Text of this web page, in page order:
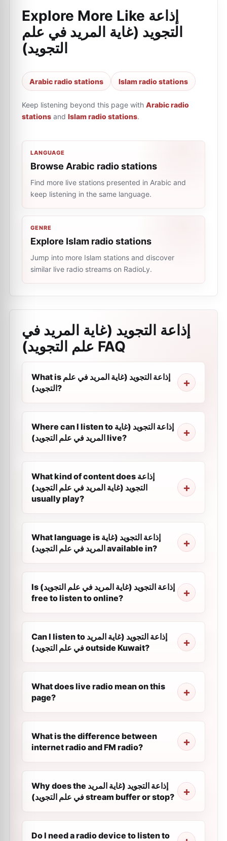
Explore More Like إذاعة
التجويد (غاية المريد في علم
التجويد)
Arabic radio stations Islam radio stations
Keep listening beyond this page with Arabic radio
stations and Islam radio stations.
LANGUAGE
Browse Arabic radio stations
Find more live stations presented in Arabic and
keep listening in the same language.
GENRE
Explore Islam radio stations
Jump into more Islam stations and discover
similar live radio streams on RadioLy.
إذاعة التجويد (غاية المريد في
علم التجويد) FAQ
What is إذاعة التجويد (غاية المريد في علم
التجويد)?
Where can I listen to إذاعة التجويد (غاية
المريد في علم التجويد) live?
What kind of content does إذاعة
التجويد (غاية المريد في علم التجويد)
usually play?
What language is إذاعة التجويد (غاية
المريد في علم التجويد) available in?
Is إذاعة التجويد (غاية المريد في علم التجويد)
free to listen to online?
Can I listen to إذاعة التجويد (غاية المريد
في علم التجويد) outside Kuwait?
What does live radio mean on this
page?
What is the difference between
internet radio and FM radio?
Why does the إذاعة التجويد (غاية المريد
في علم التجويد) stream buffer or stop?
Do I need a radio device to listen to